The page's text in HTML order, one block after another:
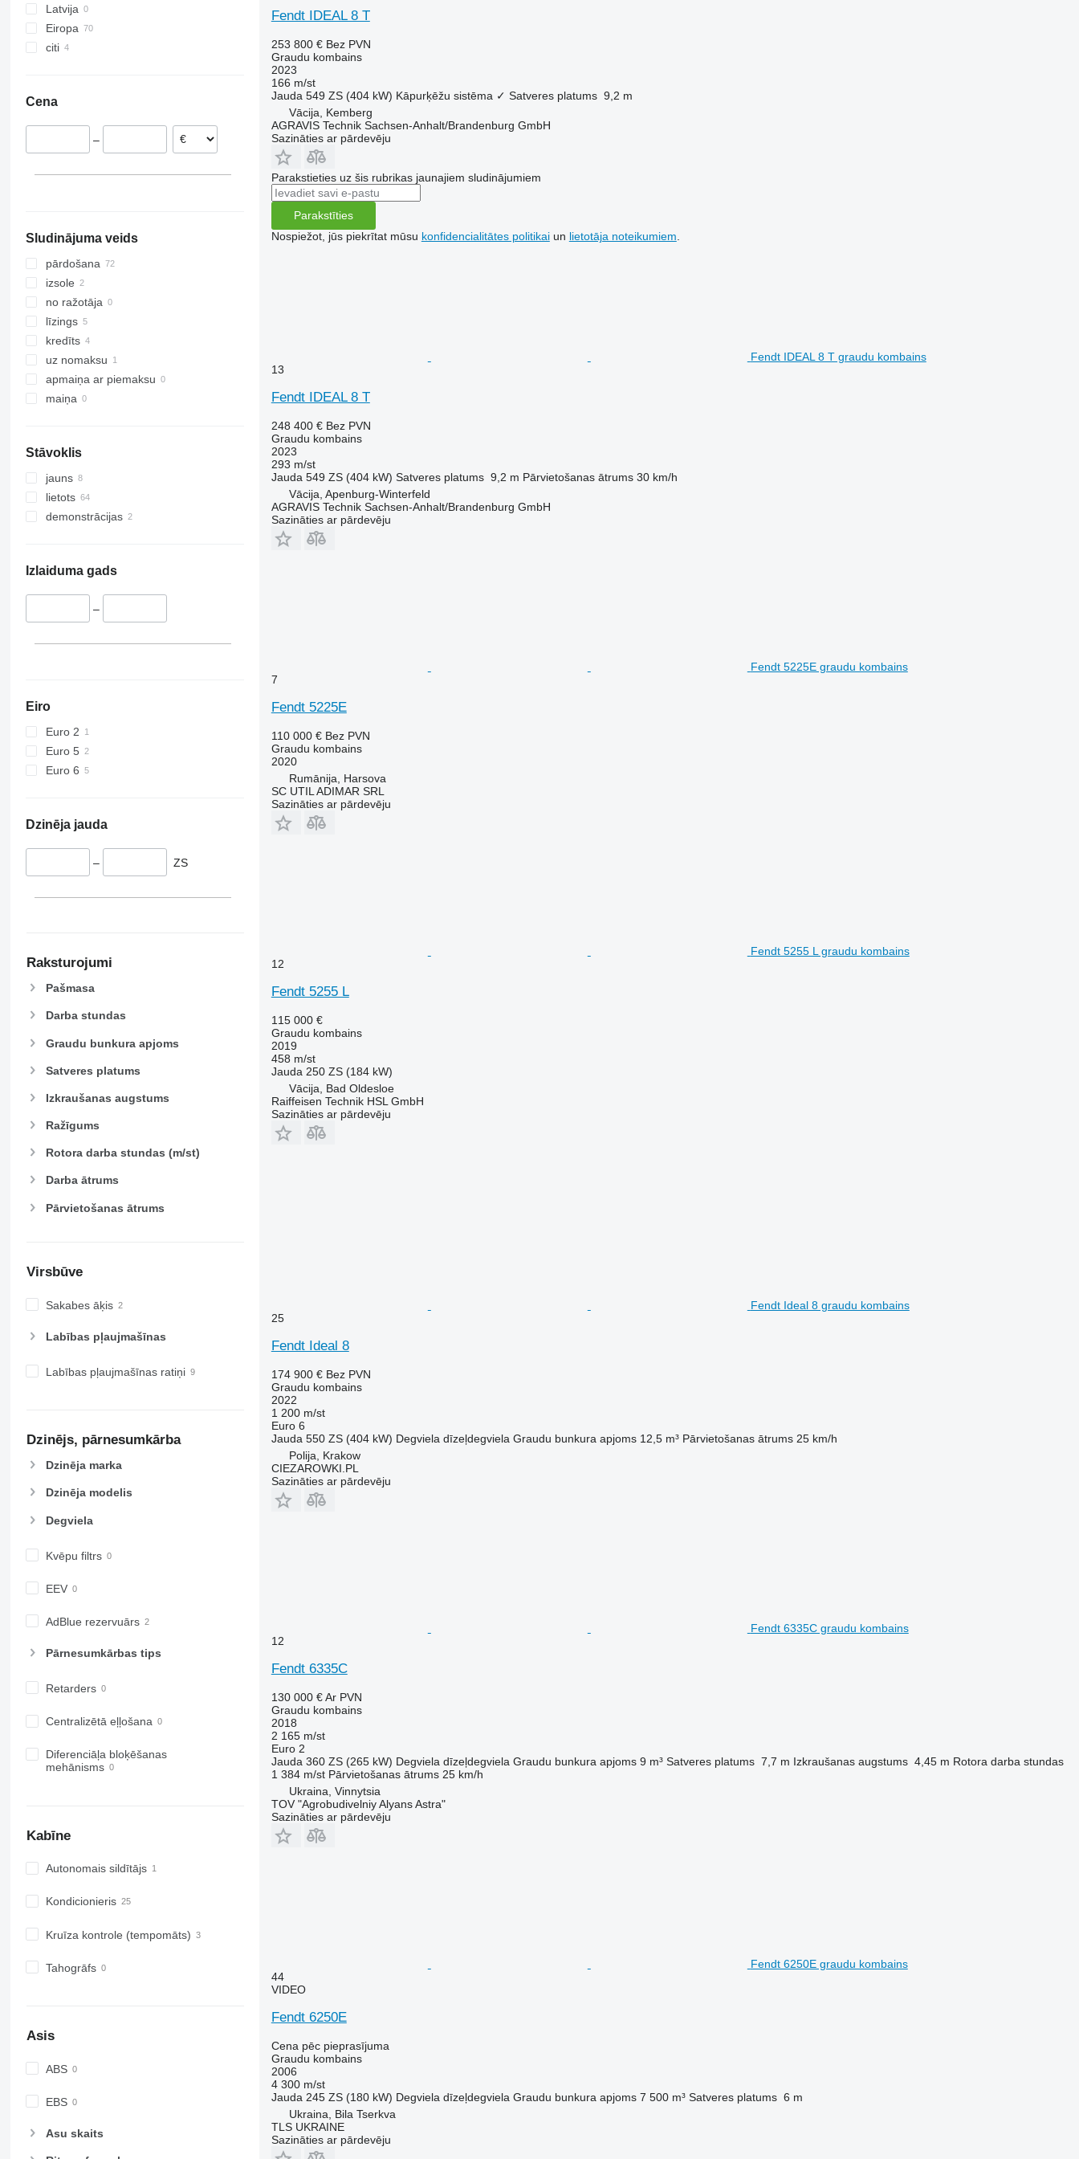
8240
8250
9120
9560
9600
9610
9670 STS
9860 STS
9880
C-series
H-series
M-series
S-series
T-series
W-series
X-series
W-series
Latvija
Eiropa
Francija
Austrija
citi
Cena
–
Sludinājuma veids
pārdošana
izsole
no ražotāja
līzings
kredīts
uz nomaksu
apmaiņa ar piemaksu
maiņa
Stāvoklis
jauns
lietots
demonstrācijas
Izlaiduma gads
–
Eiro
Euro 2
Euro 5
Euro 6
Dzinēja jauda
– ZS
Raksturojumi
Pašmasa
Darba stundas
Graudu bunkura apjoms
Satveres platums
Izkraušanas augstums
Ražīgums
Rotora darba stundas (m/st)
Darba ātrums
Pārvietošanas ātrums
Virsbūve
Sakabes āķis
Labības pļaujmašīnas
Labības pļaujmašīnas ratiņi
Dzinējs, pārnesumkārba
Dzinēja marka
Dzinēja modelis
Degviela
Kvēpu filtrs
EEV
AdBlue rezervuārs
Pārnesumkārbas tips
Retarders
Centralizētā eļļošana
Diferenciāļa bloķēšanas
mehānisms
Kabīne
Autonomais sildītājs
Kondicionieris
Kruīza kontrole (tempomāts)
Tahogrāfs
Asis
ABS
EBS
Asu skaits
Fendt IDEAL 8 T
253 800 € Bez PVN
Graudu kombains
2023
166 m/st
Jauda 549 ZS (404 kW) Kāpurķēžu sistēma ✓ Satveres platums 9,2 m
Vācija, Kemberg
AGRAVIS Technik Sachsen-Anhalt/Brandenburg GmbH
Sazināties ar pārdevēju
Parakstieties uz šis rubrikas jaunajiem sludinājumiem
Parakstīties
Nospiežot, jūs piekrītat mūsu konfidencialitātes politikaiun lietotāja noteikumiem
Fendt IDEAL 8 T graudu kombains
13
Fendt IDEAL 8 T
248 400 € Bez PVN
Graudu kombains
2023
293 m/st
Jauda 549 ZS (404 kW) Satveres platums 9,2 m Pārvietošanas ātrums 30 km/h
Vācija, Apenburg-Winterfeld
AGRAVIS Technik Sachsen-Anhalt/Brandenburg GmbH
Sazināties ar pārdevēju
Fendt 5225E graudu kombains
7
Fendt 5225E
110 000 € Bez PVN
Graudu kombains
2020
Rumānija, Harsova
SC UTIL ADIMAR SRL
Sazināties ar pārdevēju
Fendt 5255 L graudu kombains
12
Fendt 5255 L
115 000 €
Graudu kombains
2019
458 m/st
Jauda 250 ZS (184 kW)
Vācija, Bad Oldesloe
Raiffeisen Technik HSL GmbH
Sazināties ar pārdevēju
Fendt Ideal 8 graudu kombains
25
Fendt Ideal 8
174 900 € Bez PVN
Graudu kombains
2022
1 200 m/st
Euro 6
Jauda 550 ZS (404 kW) Degviela dīzeļdegviela Graudu bunkura apjoms 12,5 m³ Pārvietošanas ātrums 25 km/h
Polija, Krakow
CIEZAROWKI.PL
Sazināties ar pārdevēju
Fendt 6335C graudu kombains
12
Fendt 6335C
130 000 € Ar PVN
Graudu kombains
2018
2 165 m/st
Euro 2
Jauda 360 ZS (265 kW) Degviela dīzeļdegviela Graudu bunkura apjoms 9 m³ Satveres platums 7,7 m Izkraušanas augstums 4,45 m Rotora darba stundas
1 384 m/st Pārvietošanas ātrums 25 km/h
Ukraina, Vinnytsia
TOV "Agrobudivelniy Alyans Astra"
Sazināties ar pārdevēju
Fendt 6250E graudu kombains
44
VIDEO
Fendt 6250E
Cena pēc pieprasījuma
Graudu kombains
2006
4 300 m/st
Jauda 245 ZS (180 kW) Degviela dīzeļdegviela Graudu bunkura apjoms 7 500 m³ Satveres platums 6 m
Ukraina, Bila Tserkva
TLS UKRAINE
Sazināties ar pārdevēju